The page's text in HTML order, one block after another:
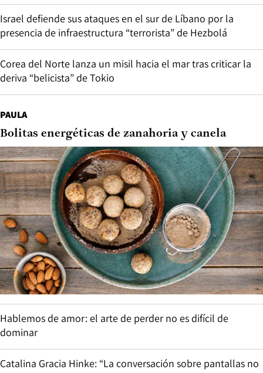
Israel defiende sus ataques en el sur de Líbano por la
presencia de infraestructura “terrorista” de Hezbolá
Corea del Norte lanza un misil hacia el mar tras criticar la
deriva “belicista” de Tokio
PAULA
Bolitas energéticas de zanahoria y canela
Hablemos de amor: el arte de perder no es difícil de
dominar
Catalina Gracia Hinke: “La conversación sobre pantallas no